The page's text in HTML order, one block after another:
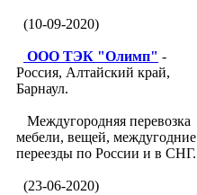
(10-09-2020)
ООО ТЭК "Олимп" -
Россия, Алтайский край,
Барнаул.
Междугородняя перевозка
мебели, вещей, междугодние
переезды по России и в СНГ.
(23-06-2020)